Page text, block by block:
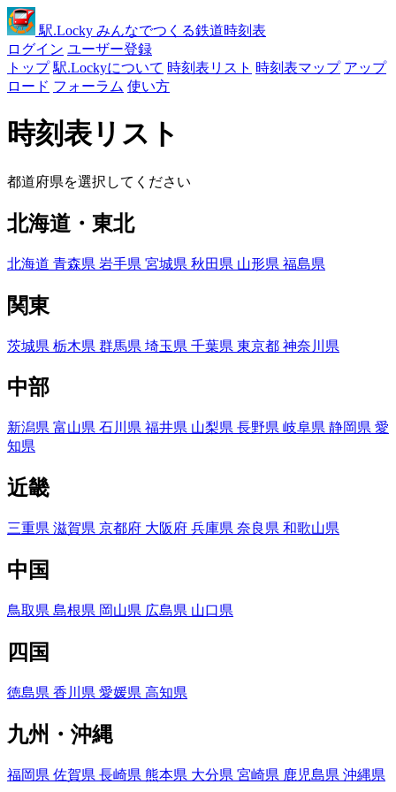
駅.Locky みんなでつくる鉄道時刻表
ログイン ユーザー登録
トップ 駅.Lockyについて 時刻表リスト 時刻表マップ アップ
ロード フォーラム 使い方
時刻表リスト
都道府県を選択してください
北海道・東北
北海道 青森県 岩手県 宮城県 秋田県 山形県 福島県
関東
茨城県 栃木県 群馬県 埼玉県 千葉県 東京都 神奈川県
中部
新潟県 富山県 石川県 福井県 山梨県 長野県 岐阜県 静岡県 愛
知県
近畿
三重県 滋賀県 京都府 大阪府 兵庫県 奈良県 和歌山県
中国
鳥取県 島根県 岡山県 広島県 山口県
四国
徳島県 香川県 愛媛県 高知県
九州・沖縄
福岡県 佐賀県 長崎県 熊本県 大分県 宮崎県 鹿児島県 沖縄県